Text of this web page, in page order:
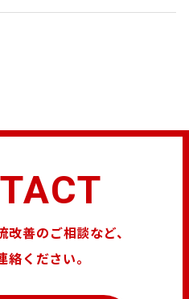
善のご相談など、
ください。